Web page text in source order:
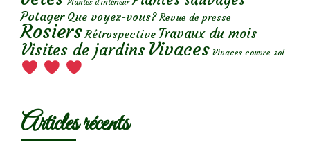
Plantes d’intérieur
Potager Que voyez-vous? Revue de presse
Rosiers Rétrospective Travaux du mois
Visites de jardins Vivaces Vivaces couvre-sol
Articles récents